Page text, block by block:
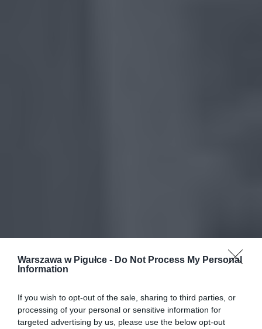
Warszawa w Pigułce - Do Not Process My Personal
Information
If you wish to opt-out of the sale, sharing to third parties, or
processing of your personal or sensitive information for
targeted advertising by us, please use the below opt-out